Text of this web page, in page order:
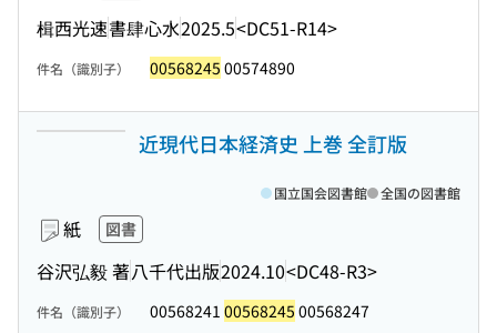
楫西光速書肆心水2025.5<DC51-R14>
件名（識別子） 00568245 00574890
近現代日本経済史 上巻 全訂版
紙 図書
谷沢弘毅 著八千代出版2024.10<DC48-R3>
国立国会図書館 全国の図書館
件名（識別子） 00568241 00568245 00568247